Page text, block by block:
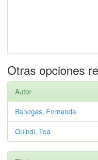
Otras opciones
Autor
Banegas, Fernanda
Quindi, Toa